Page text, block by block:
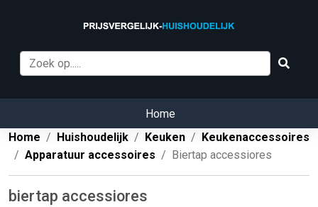
Home
Home
Huishoudelijk Keuken
Keukenaccessoires
Apparatuur accessoires
Biertap accessiores
biertap accessiores